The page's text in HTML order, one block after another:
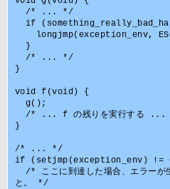
}
void f(void) {
}
/* ... */
if (setjmp(exception_env) !=
と。 */